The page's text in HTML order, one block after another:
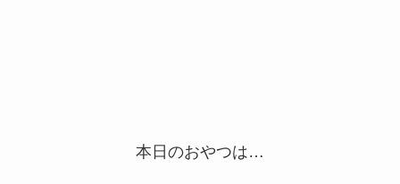
本日のおやつは…